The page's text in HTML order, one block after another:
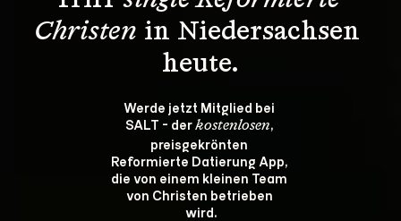
Christen in Niedersachsen
heute.
Werde jetzt Mitglied bei
SALT - der kostenlosen,
preisgekrönten
Reformierte Datierung App,
die von einem kleinen Team
von Christen betrieben
wird.